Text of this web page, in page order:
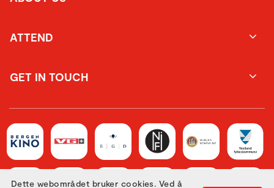
ATTEND
GET IN TOUCH
Dette webområdet bruker cookies. Ved å